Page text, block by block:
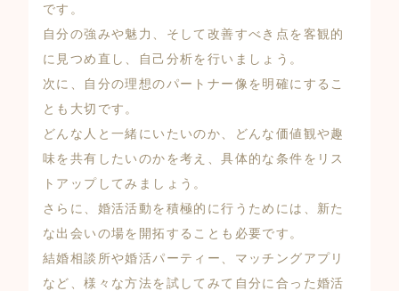
です。
自分の強みや魅力、そして改善すべき点を客観的
に見つめ直し、自己分析を行いましょう。
次に、自分の理想のパートナー像を明確にするこ
とも大切です。
どんな人と一緒にいたいのか、どんな価値観や趣
味を共有したいのかを考え、具体的な条件をリス
トアップしてみましょう。
さらに、婚活活動を積極的に行うためには、新た
な出会いの場を開拓することも必要です。
結婚相談所や婚活パーティー、マッチングアプリ
など、様々な方法を試してみて自分に合った婚活